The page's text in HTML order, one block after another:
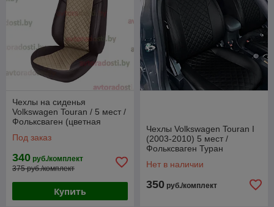
Чехлы на сиденья
Volkswagen Touran / 5 мест /
Фольксваген (цветная
Под заказ
340 руб./комплект
375 руб./комплект
Купить
Чехлы Volkswagen Touran I
(2003-2010) 5 мест /
Фольксваген Туран
РОМБ)
Нет в наличии
350 руб./комплект